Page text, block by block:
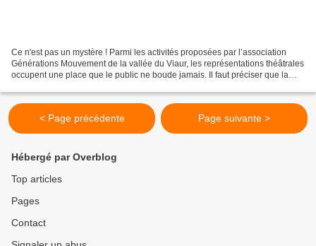
Ce n'est pas un mystère ! Parmi les activités proposées par l’association
Générations Mouvement de la vallée du Viaur, les représentations théâtrales
occupent une place que le public ne boude jamais. Il faut préciser que la
< Page précédente Page suivante >
Hébergé par Overblog
Top articles
Pages
Contact